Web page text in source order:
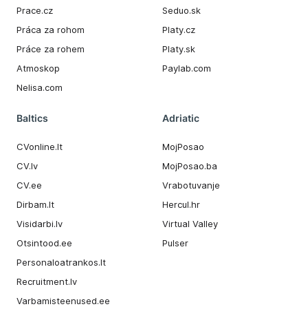
Prace.cz
Práca za rohom
Práce za rohem
Atmoskop
Nelisa.com
Seduo.sk
Platy.cz
Platy.sk
Paylab.com
Baltics
CVonline.lt
CV.lv
CV.ee
Dirbam.It
Visidarbi.lv
Otsintood.ee
Personaloatrankos.lt
Recruitment.lv
Varbamisteenused.ee
Adriatic
MojPosao
MojPosao.ba
Vrabotuvanje
Hercul.hr
Virtual Valley
Pulser